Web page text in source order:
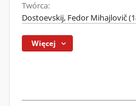
Twórca:
Dostoevskij, Fedor Mihajlovič
Więcej